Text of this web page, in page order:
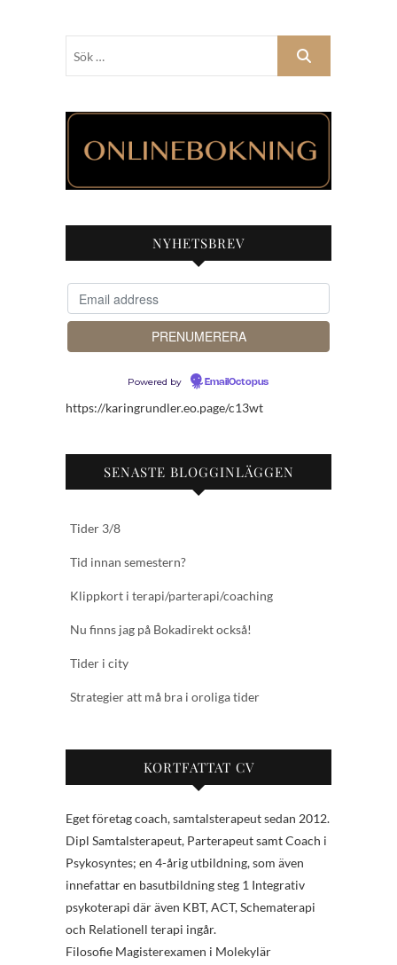
NYHETSBREV
Powered by EmailOctopus
https://karingrundler.eo.page/c13wt
SENASTE BLOGGINLÄGGEN
Tider 3/8
Tid innan semestern?
Klippkort i terapi/parterapi/coaching
Nu finns jag på Bokadirekt också!
Tider i city
Strategier att må bra i oroliga tider
KORTFATTAT CV
Eget företag coach, samtalsterapeut sedan 2012.
Dipl Samtalsterapeut, Parterapeut samt Coach i
Psykosyntes; en 4-årig utbildning, som även
innefattar en basutbildning steg 1 Integrativ
psykoterapi där även KBT, ACT, Schematerapi
och Relationell terapi ingår.
Filosofie Magisterexamen i Molekylär